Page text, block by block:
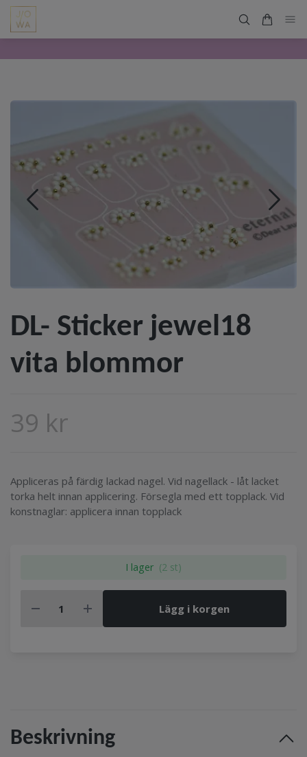
DL- Sticker jewel18
vita blommor
39 kr
Appliceras på färdig lackad nagel. Vid nagellack - låt lacket
torka helt innan applicering. Försegla med ett topplack. Vid
konstnaglar: applicera innan topplack
I lager (2 st)
Lägg i korgen
Beskrivning